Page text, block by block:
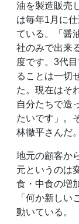
油を製造販売
は毎年1月に
ている。「醤
社のみで出来
度です。3代
ることは一切
た。現在はそ
自分たちで造
たいです」。
林徹平さんだ。
地元の顧客か
元というのは
食・中食の増
「何か新しい
動いている。